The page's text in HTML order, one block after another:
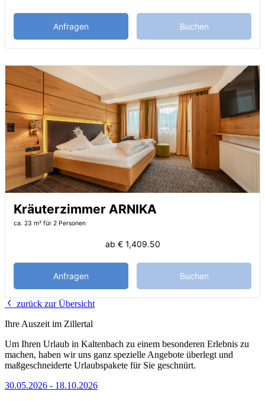
Anfragen Buchen
Kräuterzimmer ARNIKA
ca. 23 m² für 2 Personen
ab € 1,409.50
Anfragen Buchen
zurück zur Übersicht
Ihre Auszeit im Zillertal
Um Ihren Urlaub in Kaltenbach zu einem besonderen Erlebnis zu
machen, haben wir uns ganz spezielle Angebote überlegt und
maßgeschneiderte Urlaubspakete für Sie geschnürt.
30.05.2026 - 18.10.2026